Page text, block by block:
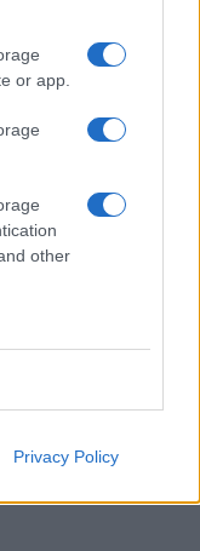
or app.
other
Privacy Policy